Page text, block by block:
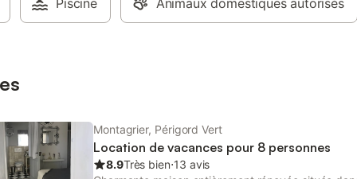
Merci de laisser les lieux
Piscine Animaux domestiques autorisés
Montagrier, Périgord Vert
Location de vacances pour 8 personnes
8.9Très bien⋅13 avis